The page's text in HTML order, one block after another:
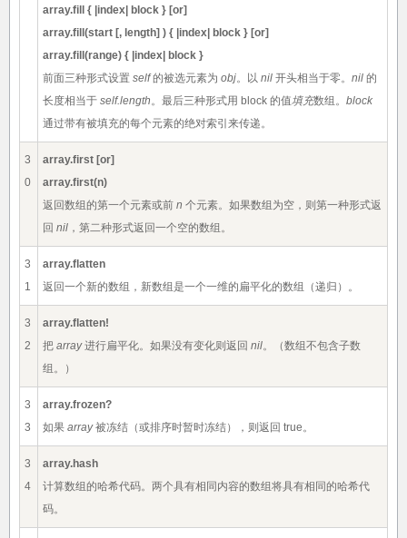
array.fill { |index| block } [or]
array.fill(start [, length] ) { |index| block } [or]
array.fill(range) { |index| block }
前面三种形式设置 self的被选元素为 obj。以 nil 开头相当于零。 nil 的
长度相当于 self.length。最后三种形式用 block 的值填充数组。 block
通过带有被填充的每个元素的绝对索引来传递。
3
0
array.first [or]
array.first(n)
返回数组的第一个元素或前 n 个元素。如果数组为空，则第一种形式返
回 nil ，第二种形式返回一个空的数组。
3
1
array.flatten
返回一个新的数组，新数组是一个一维的扁平化的数组（递归）。
3
2
array.flatten!
把 array进行扁平化。如果没有变化则返回 nil。（数组不包含子数
组。）
3
3
array.frozen?
如果 array被冻结（或排序时暂时冻结），则返回 true。
3
4
array.hash
计算数组的哈希代码。两个具有相同内容的数组将具有相同的哈希代
码。